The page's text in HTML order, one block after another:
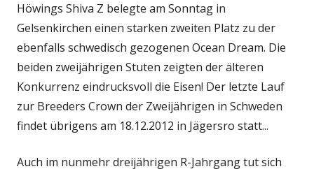
Höwings Shiva Z belegte am Sonntag in
Gelsenkirchen einen starken zweiten Platz zu der
ebenfalls schwedisch gezogenen Ocean Dream. Die
beiden zweijährigen Stuten zeigten der älteren
Konkurrenz eindrucksvoll die Eisen! Der letzte Lauf
zur Breeders Crown der Zweijährigen in Schweden
findet übrigens am 18.12.2012 in Jägersro statt...
Auch im nunmehr dreijährigen R-Jahrgang tut sich